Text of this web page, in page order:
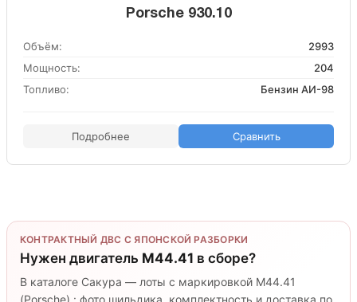
Porsche 930.10
Объём:
2993
Мощность:
204
Топливо:
Бензин АИ-98
Подробнее Сравнить
КОНТРАКТНЫЙ ДВС С ЯПОНСКОЙ РАЗБОРКИ
Нужен двигатель M44.41 в сборе?
В каталоге Сакура — лоты с маркировкой M44.41
(Porsche) : фото шильдика, комплектность и доставка по